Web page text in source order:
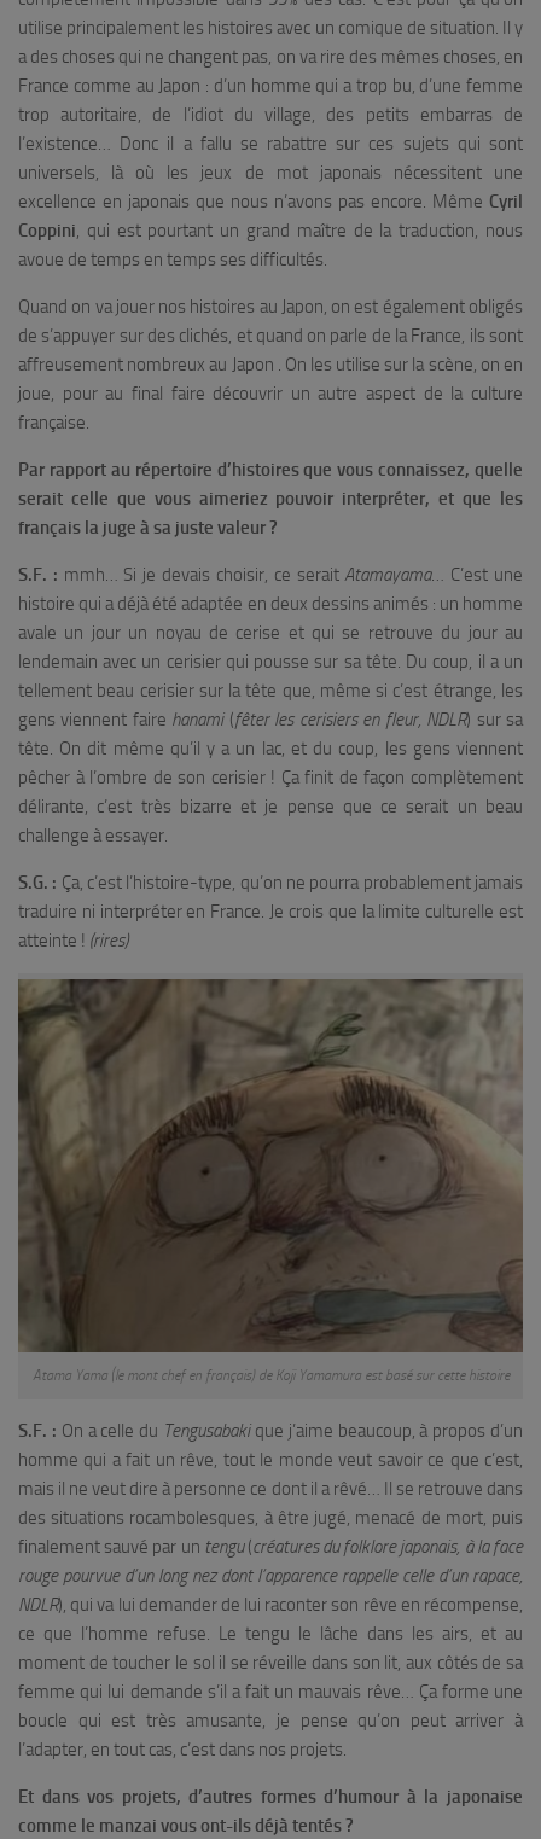
utilise principalement les histoires avec un comique de situation. Il y
a des choses qui ne changent pas, on va rire des mêmes choses, en
France comme au Japon : d’un homme qui a trop bu, d’une femme
trop autoritaire, de l’idiot du village, des petits embarras de
l’existence… Donc il a fallu se rabattre sur ces sujets qui sont
universels, là où les jeux de mot japonais nécessitent une
excellence en japonais que nous n’avons pas encore. Même Cyril
Coppini, qui est pourtant un grand maître de la traduction, nous
avoue de temps en temps ses difficultés.
Quand on va jouer nos histoires au Japon, on est également obligés
de s’appuyer sur des clichés, et quand on parle de la France, ils sont
affreusement nombreux au Japon . On les utilise sur la scène, on en
joue, pour au final faire découvrir un autre aspect de la culture
française.
Par rapport au répertoire d’histoires que vous connaissez, quelle
serait celle que vous aimeriez pouvoir interpréter, et que les
français la juge à sa juste valeur ?
S.F. : mmh… Si je devais choisir, ce seraitAtamayama… C’est une
histoire qui a déjà été adaptée en deux dessins animés : un homme
avale un jour un noyau de cerise et qui se retrouve du jour au
lendemain avec un cerisier qui pousse sur sa tête. Du coup, il a un
tellement beau cerisier sur la tête que, même si c’est étrange, les
gens viennent faire hanami(fêter les cerisiers en fleur, NDLR) sur sa
tête. On dit même qu’il y a un lac, et du coup, les gens viennent
pêcher à l’ombre de son cerisier ! Ça finit de façon complètement
délirante, c’est très bizarre et je pense que ce serait un beau
challenge à essayer.
S.G. : Ça, c’est l’histoire-type, qu’on ne pourra probablement jamais
traduire ni interpréter en France. Je crois que la limite culturelle est
atteinte ! (rires)
Atama Yama (le mont chef en français) de Koji Yamamura est basé sur cette histoire
S.F. : On a celle du Tengusabakique j’aime beaucoup, à propos d’un
homme qui a fait un rêve, tout le monde veut savoir ce que c’est,
mais il ne veut dire à personne ce dont il a rêvé… Il se retrouve dans
des situations rocambolesques, à être jugé, menacé de mort, puis
finalement sauvé par un tengu(créatures du folklore japonais, à la face
rouge pourvue d’un long nez dont l’apparence rappelle celle d’un rapace,
NDLR), qui va lui demander de lui raconter son rêve en récompense,
ce que l’homme refuse. Le tengu le lâche dans les airs, et au
moment de toucher le sol il se réveille dans son lit, aux côtés de sa
femme qui lui demande s’il a fait un mauvais rêve… Ça forme une
boucle qui est très amusante, je pense qu’on peut arriver à
l’adapter, en tout cas, c’est dans nos projets.
Et dans vos projets, d’autres formes d’humour à la japonaise
comme le manzai vous ont-ils déjà tentés ?